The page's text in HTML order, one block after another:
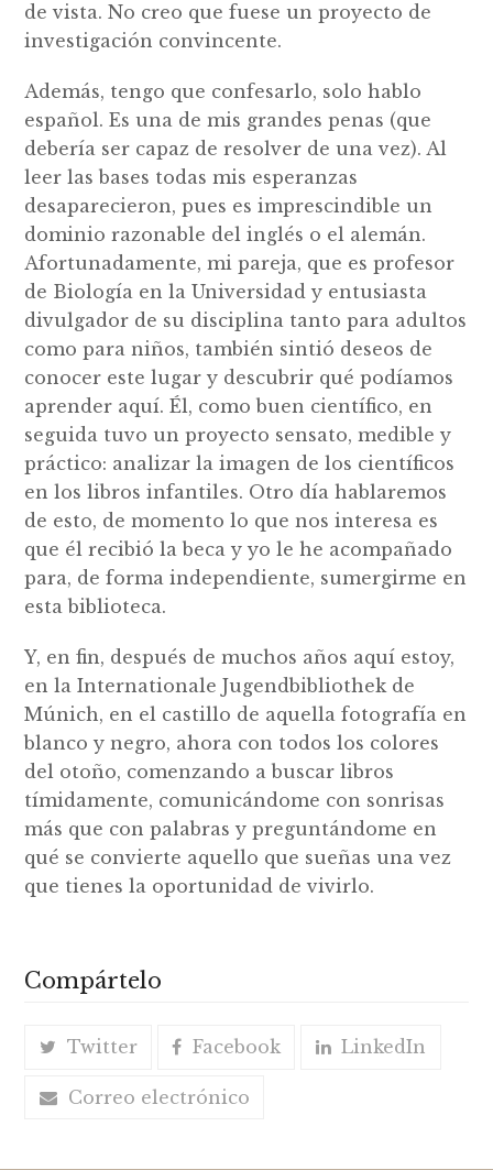
de vista. No creo que fuese un proyecto de
investigación convincente.
Además, tengo que confesarlo, solo hablo
español. Es una de mis grandes penas (que
debería ser capaz de resolver de una vez). Al
leer las bases todas mis esperanzas
desaparecieron, pues es imprescindible un
dominio razonable del inglés o el alemán.
Afortunadamente, mi pareja, que es profesor
de Biología en la Universidad y entusiasta
divulgador de su disciplina tanto para adultos
como para niños, también sintió deseos de
conocer este lugar y descubrir qué podíamos
aprender aquí. Él, como buen científico, en
seguida tuvo un proyecto sensato, medible y
práctico: analizar la imagen de los científicos
en los libros infantiles. Otro día hablaremos
de esto, de momento lo que nos interesa es
que él recibió la beca y yo le he acompañado
para, de forma independiente, sumergirme en
esta biblioteca.
Y, en fin, después de muchos años aquí estoy,
en la Internationale Jugendbibliothek de
Múnich, en el castillo de aquella fotografía en
blanco y negro, ahora con todos los colores
del otoño, comenzando a buscar libros
tímidamente, comunicándome con sonrisas
más que con palabras y preguntándome en
qué se convierte aquello que sueñas una vez
que tienes la oportunidad de vivirlo.
Compártelo
Twitter Facebook LinkedIn
Correo electrónico